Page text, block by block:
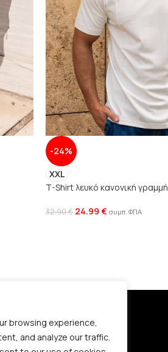
browsing experience,
and analyze our traffic.
-24%
XXL
T-Shirt λευκό κανονική γραμμή
32.90€ 24.99 € συμπ. ΦΠΑ
Σχετικά με Εμάς
Όροι Χρήσης
Πολιτική Απορρήτου